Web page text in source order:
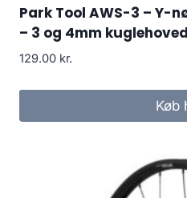
Park Tool AWS-3 – Y-
– 3 og 4mm kuglehoved
129.00 kr.
Køb